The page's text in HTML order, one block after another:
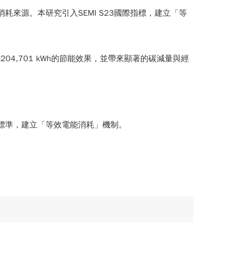
來源。本研究引入SEMI S23國際指標，建立「等
kWh的節能效果，並帶來顯著的碳減量與經
，建立「等效電能消耗」機制。